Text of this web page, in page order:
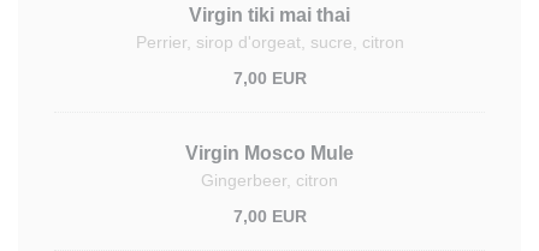
Virgin tiki mai thai
Perrier, sirop d'orgeat, sucre, citron
7,00 EUR
Virgin Mosco Mule
Gingerbeer, citron
7,00 EUR